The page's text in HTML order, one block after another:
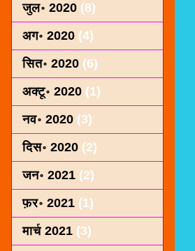
जुल॰ 2020 (8)
अग॰ 2020 (4)
सित॰ 2020 (6)
अक्टू॰ 2020 (1)
नव॰ 2020 (3)
दिस॰ 2020 (2)
जन॰ 2021 (2)
फ़र॰ 2021 (1)
मार्च 2021 (3)